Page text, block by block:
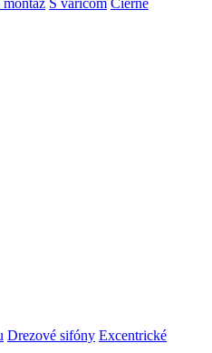
montáž S varičom Čierne
Drezové sifóny Excentrické